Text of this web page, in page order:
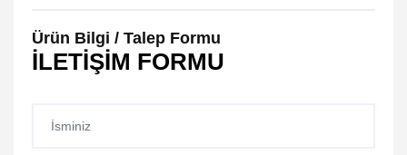
Ürün Bilgi / Talep Formu
İLETİŞİM FORMU